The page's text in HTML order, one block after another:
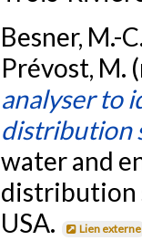
Besner, M.-
Prévost, M.
analyser to
distribution
water and
distribution
USA.
Lien externe